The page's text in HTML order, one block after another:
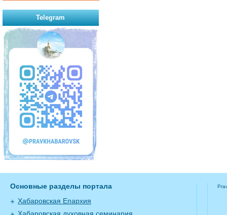
Telegram
Основные разделы портала
Хабаровская Епархия